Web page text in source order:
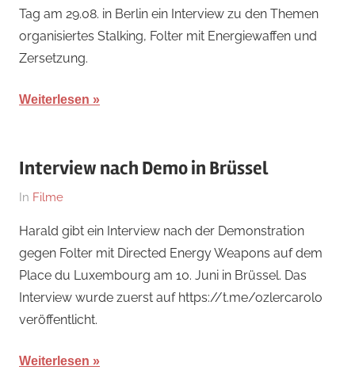
2023
Tag am 29.08. in Berlin ein Interview zu den Themen
organisiertes Stalking, Folter mit Energiewaffen und
Zersetzung.
Weiterlesen
Interview nach Demo in Brüssel
Am
November
2023
Von
In Filme
Harald gibt ein Interview nach der Demonstration
gegen Folter mit Directed Energy Weapons auf dem
Place du Luxembourg am 10. Juni in Brüssel. Das
Interview wurde zuerst auf https://t.me/ozlercarolo
veröffentlicht.
Weiterlesen